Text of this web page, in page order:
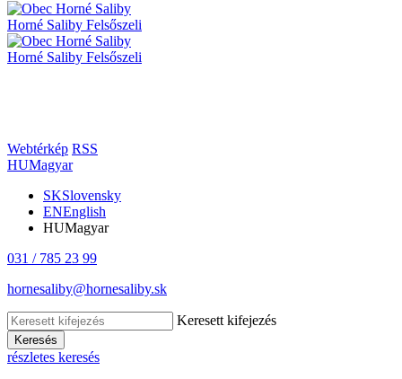
Horné Saliby Felsőszeli
Horné Saliby Felsőszeli
Webtérkép RSS
HUMagyar
SKSlovensky
ENEnglish
HUMagyar
031 / 785 23 99
hornesaliby@hornesaliby.sk
Keresett kifejezés
Keresés
részletes keresés